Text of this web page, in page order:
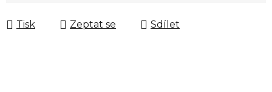
Tisk
Zeptat se Sdílet